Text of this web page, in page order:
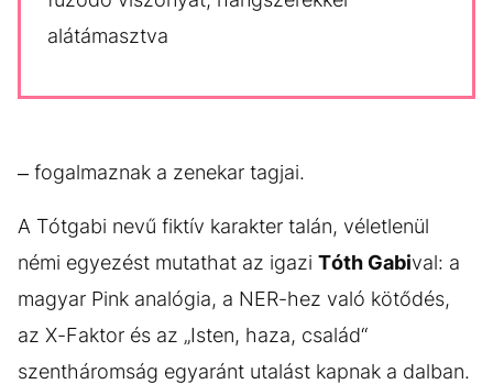
alátámasztva
– fogalmaznak a zenekar tagjai.
A Tótgabi nevű fiktív karakter talán, véletlenül
némi egyezést mutathat az igazi Tóth Gabival: a
magyar Pink analógia, a NER-hez való kötődés,
az X-Faktor és az „Isten, haza, család“
szentháromság egyaránt utalást kapnak a dalban.